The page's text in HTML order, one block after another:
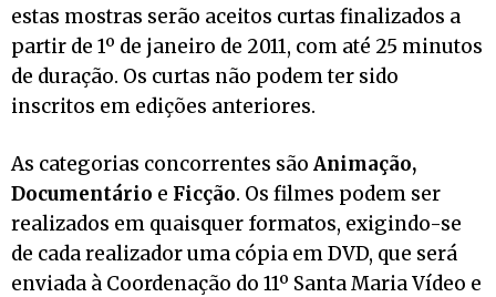
estas mostras serão aceitos curtas finalizados a
partir de 1º de janeiro de 2011, com até 25 minutos
de duração. Os curtas não podem ter sido
inscritos em edições anteriores.
As categorias concorrentes são Animação,
Documentário e Ficção. Os filmes podem ser
realizados em quaisquer formatos, exigindo-se
de cada realizador uma cópia em DVD, que será
enviada à Coordenação do 11º Santa Maria Vídeo e